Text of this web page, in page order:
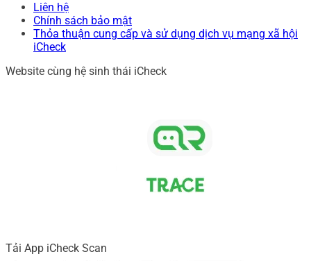
Liên hệ
Chính sách bảo mật
Thỏa thuận cung cấp và sử dụng dịch vụ mạng xã hội
iCheck
Website cùng hệ sinh thái iCheck
Tải App iCheck Scan